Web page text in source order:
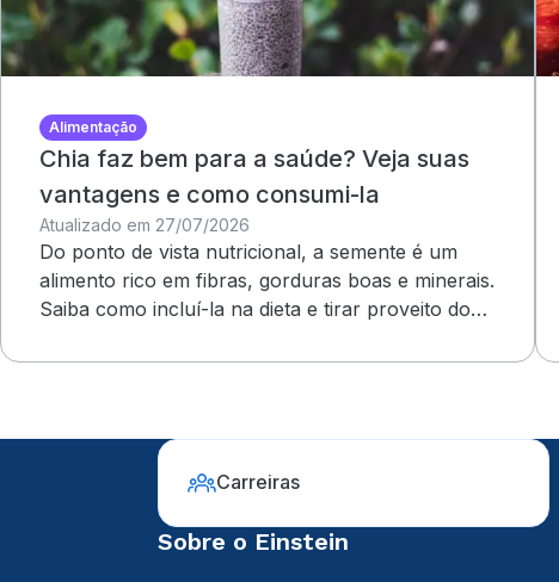
Alimentação
Chia faz bem para a saúde? Veja suas
vantagens e como consumi-la
Atualizado em 27/07/2026
Do ponto de vista nutricional, a semente é um
alimento rico em fibras, gorduras boas e minerais.
Saiba como incluí-la na dieta e tirar proveito dos
Carreiras
Sobre o Einstein